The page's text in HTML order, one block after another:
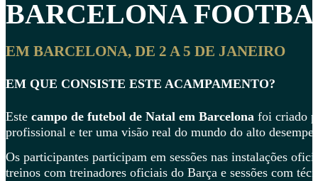
BARCELONA
EM BARCELONA, ​​​​DE 2 A 5 DE JANEIRO
EM QUE CONSISTE ESTE ACAMPAMENTO?
Este campo de futebol de Natal em Barcelona foi criado
profissional e ter uma visão real do mundo do alto
Os participantes participam em sessões nas instalações
treinos com treinadores oficiais do Barça e sessões com